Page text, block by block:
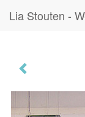
Lia Stouten -